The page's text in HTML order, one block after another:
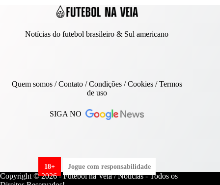
Notícias do futebol brasileiro & Sul americano
Quem somos/Contato/ Condições /Cookies/Termos
de uso
SIGA NO
18+ Jogue com responsabilidade
Copyright © 2026 - Futebol na Veia / Notícias - Todos os